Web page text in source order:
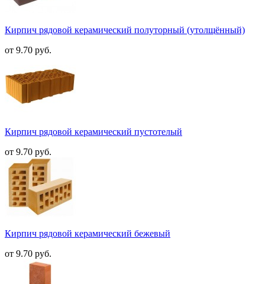
Кирпич рядовой керамический полуторный (утолщённый)
от 9.70 руб.
Кирпич рядовой керамический пустотелый
от 9.70 руб.
Кирпич рядовой керамический бежевый
от 9.70 руб.